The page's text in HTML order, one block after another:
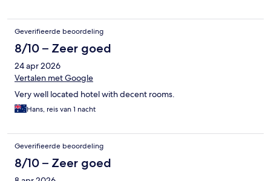
Geverifieerde beoordeling
8/10 – Zeer goed
24 apr 2026
Vertalen met Google
Very well located hotel with decent rooms.
Hans, reis van 1 nacht
Geverifieerde beoordeling
8/10 – Zeer goed